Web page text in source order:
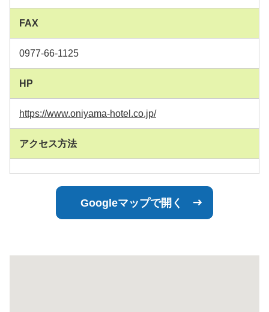
FAX
0977-66-1125
HP
https://www.oniyama-hotel.co.jp/
アクセス方法
Googleマップで開く